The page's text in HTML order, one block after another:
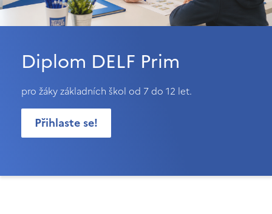
Diplom DELF Prim
pro žáky základních škol od 7 do 12 let.
Přihlaste se!